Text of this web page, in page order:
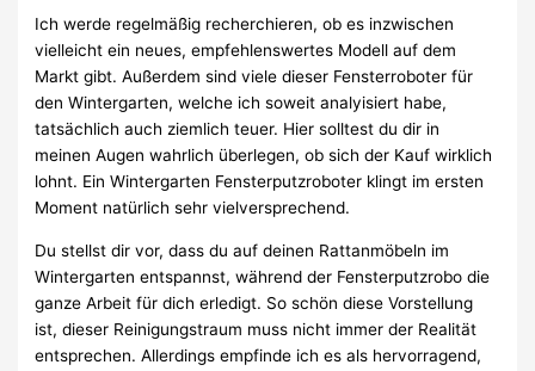
Ich werde regelmäßig recherchieren, ob es inzwischen
vielleicht ein neues, empfehlenswertes Modell auf dem
Markt gibt. Außerdem sind viele dieser Fensterroboter für
den Wintergarten, welche ich soweit analyisiert habe,
tatsächlich auch ziemlich teuer. Hier solltest du dir in
meinen Augen wahrlich überlegen, ob sich der Kauf wirklich
lohnt. Ein Wintergarten Fensterputzroboter klingt im ersten
Moment natürlich sehr vielversprechend.
Du stellst dir vor, dass du auf deinen Rattanmöbeln im
Wintergarten entspannst, während der Fensterputzrobo die
ganze Arbeit für dich erledigt. So schön diese Vorstellung
ist, dieser Reinigungstraum muss nicht immer der Realität
entsprechen. Allerdings empfinde ich es als hervorragend,